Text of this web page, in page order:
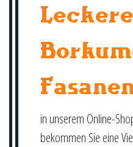
Leckere
in unserem Online-
bekommen Sie eine